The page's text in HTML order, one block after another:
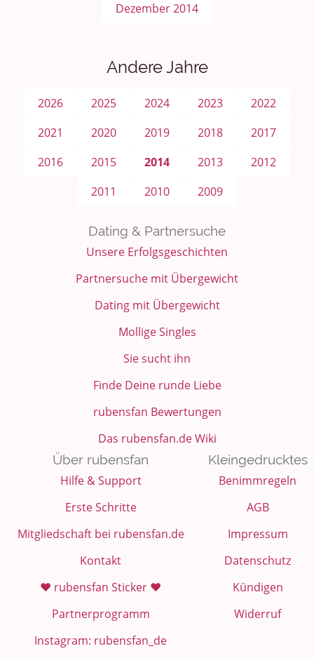
Dezember 2014
Andere Jahre
2026 2025 2024 2023
2022
2021
2020 2019 2018
2017
2016
2015 2014 2013
2012
2011
2010 2009
Dating & Partnersuche
Unsere Erfolgsgeschichten
Partnersuche mit Übergewicht
Dating mit Übergewicht
Mollige Singles
Sie sucht ihn
Finde Deine runde Liebe
rubensfan Bewertungen
Das rubensfan.de Wiki
Über rubensfan
Hilfe & Support
Erste Schritte
Mitgliedschaft bei rubensfan.de
Kontakt
❤️ rubensfan Sticker ❤️
Partnerprogramm
Instagram: rubensfan_de
Kleingedrucktes
Benimmregeln
AGB
Impressum
Datenschutz
Kündigen
Widerruf